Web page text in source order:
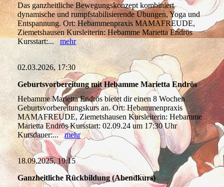
Das ganzheitliche Bewegungskonzept kombiniert
dynamische und rumpfstabilisierende Übungen, Yoga und
Entspannung. Ort: Hebammenpraxis MAMAFREUDE,
Ziemetshausen Kursleiterin: Hebamme Marietta Endrös
Kursstart:... mehr
02.03.2026, 17:30
Geburtsvorbereitung mit Hebamme Marietta Endrös
Hebamme Marietta Endrös bietet dir einen 8 Wochen
Geburtsvorbereitungskurs an. Ort: Hebammenpraxis
MAMAFREUDE, Ziemetshausen Kursleiterin: Hebamme
Marietta Endrös Kursstart: 02.09.24 um 17:30 Uhr
Kursdauer:...mehr
18.09.2025, 19:15
Ganzheitliche Rückbildung (Abendkurs)